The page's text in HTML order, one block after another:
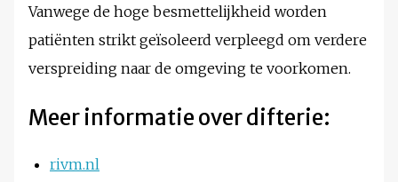
Vanwege de hoge besmettelijkheid worden
patiënten strikt geïsoleerd verpleegd om verdere
verspreiding naar de omgeving te voorkomen.
Meer informatie over difterie:
rivm.nl